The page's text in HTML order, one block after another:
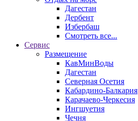
Дагестан
Дербент
Избербаш
Смотреть все...
Сервис
Размещение
КавМинВоды
Дагестан
Северная Осетия
Кабардино-Балкария
Карачаево-Черкесия
Ингшуетия
Чечня